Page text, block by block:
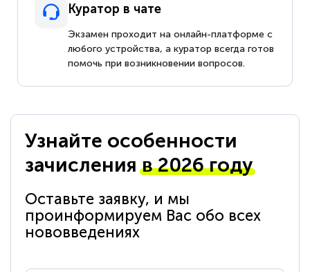
Куратор в чате
Экзамен проходит на онлайн-платформе с
любого устройства, а куратор всегда готов
помочь при возникновении вопросов.
Узнайте особенности
зачисленияв 2026 году
Оставьте заявку, и мы
проинформируем Вас обо всех
нововведениях